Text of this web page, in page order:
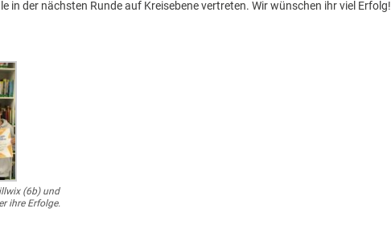
in der nächsten Runde auf Kreisebene vertreten. Wir wünschen ihr viel Erfolg!
(6b) und
ihre Erfolge.